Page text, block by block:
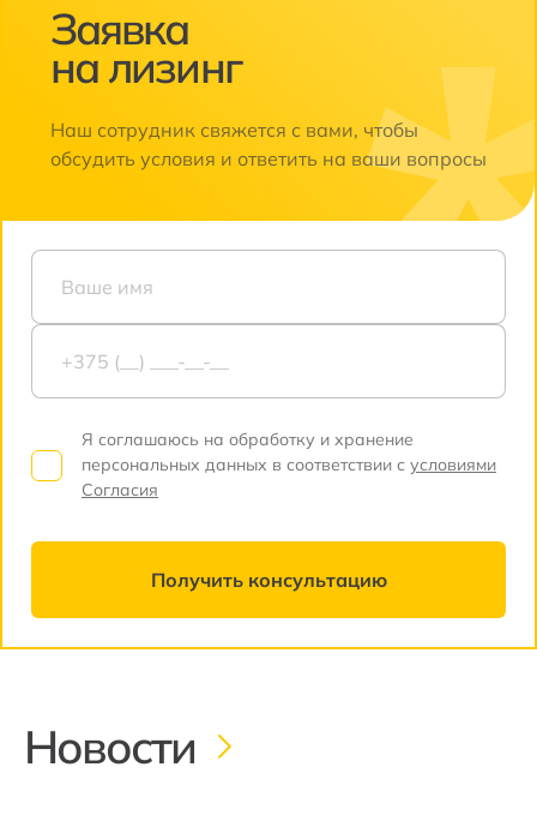
Заявка
на лизинг
Наш сотрудник свяжется с вами, чтобы
обсудить условия и ответить на ваши вопросы
Я соглашаюсь на обработку и хранение
персональных данных в соответствии с условиями
Согласия
Получить консультацию
Новости